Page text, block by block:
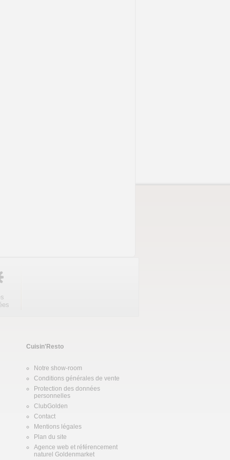
Cuisin'Resto
Notre show-room
Conditions générales de vente
Protection des données
personnelles
ClubGolden
Contact
Mentions légales
Plan du site
Agence web et référencement
naturel Goldenmarket